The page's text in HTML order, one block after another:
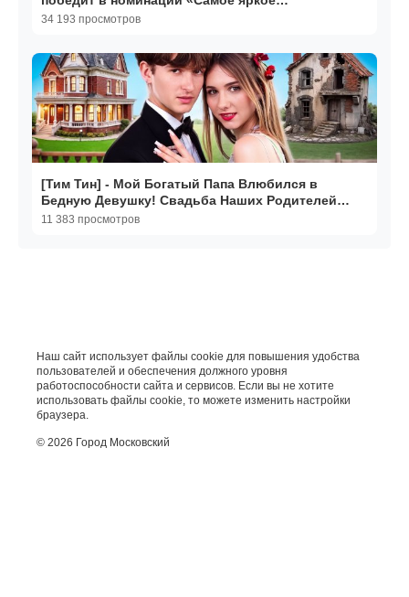
преображение»?
34 193 просмотров
[Тим Тин] - Мой Богатый Папа Влюбился в
Бедную Девушку! Свадьба Наших Родителей
Сорвана
11 383 просмотров
Наш сайт использует файлы cookie для повышения удобства
пользователей и обеспечения должного уровня
работоспособности сайта и сервисов. Если вы не хотите
использовать файлы cookie, то можете изменить настройки
браузера.
© 2026 Город Московский